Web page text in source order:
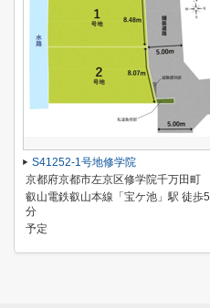
S41252-1号地修学院
京都府京都市左京区修学院千万田町
叡山電鉄叡山本線「宝ケ池」駅 徒歩5
分
予定